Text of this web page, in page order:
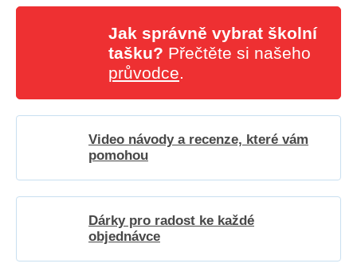
Jak správně vybrat školní
tašku? Přečtěte si našeho
průvodce.
Video návody a recenze, které vám
pomohou
Dárky pro radost ke každé
objednávce